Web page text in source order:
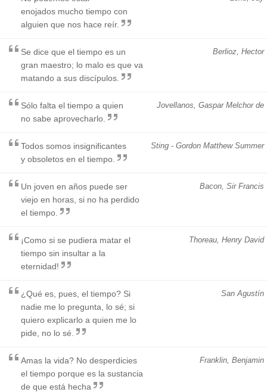
enojados mucho tiempo con
alguien que nos hace reír.
Berlioz, Hector
Se dice que el tiempo es un
gran maestro; lo malo es que va
matando a sus discípulos.
Jovellanos, Gaspar Melchor de
Sólo falta el tiempo a quien
no sabe aprovecharlo.
Sting - Gordon Matthew Summer
Todos somos insignificantes
y obsoletos en el tiempo.
Bacon, Sir Francis
Un joven en años puede ser
viejo en horas, si no ha perdido
el tiempo.
Thoreau, Henry David
¡Como si se pudiera matar el
tiempo sin insultar a la
eternidad!
San Agustín
¿Qué es, pues, el tiempo? Si
nadie me lo pregunta, lo sé; si
quiero explicarlo a quien me lo
pide, no lo sé.
Franklin, Benjamin
Amas la vida? No desperdicies
el tiempo porque es la sustancia
de que está hecha